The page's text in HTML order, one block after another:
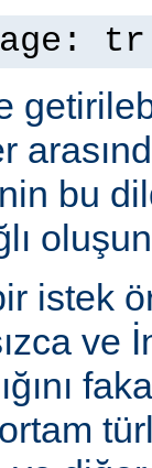
tr
bu
istek